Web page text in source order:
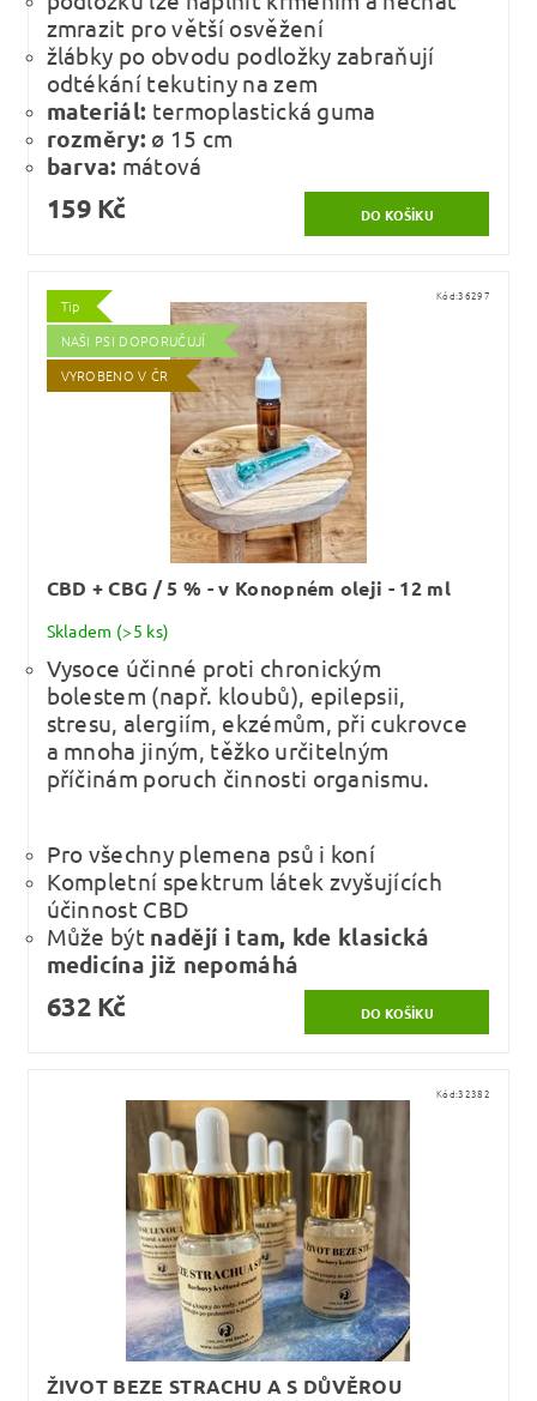
zmrazit pro větší osvěžení
žlábky po obvodu podložky zabraňují
odtékání tekutiny na zem
materiál: termoplastická guma
rozměry: ø 15 cm
barva: mátová
159 Kč
Tip
NAŠI PSI DOPORUČUJÍ
VYROBENO V ČR
Kód:36297
CBD + CBG / 5 % - v Konopném oleji - 12 ml
Skladem (>5 ks)
Vysoce účinné proti chronickým
bolestem (např. kloubů), epilepsii,
stresu, alergiím, ekzémům, při cukrovce
a mnoha jiným, těžko určitelným
příčinám poruch činnosti organismu.
Pro všechny plemena psů i koní
Kompletní spektrum látek zvyšujících
účinnost CBD
Může být nadějí i tam, kde klasická
medicína již nepomáhá
632 Kč
Kód:32382
ŽIVOT BEZE STRACHU A S DŮVĚROU